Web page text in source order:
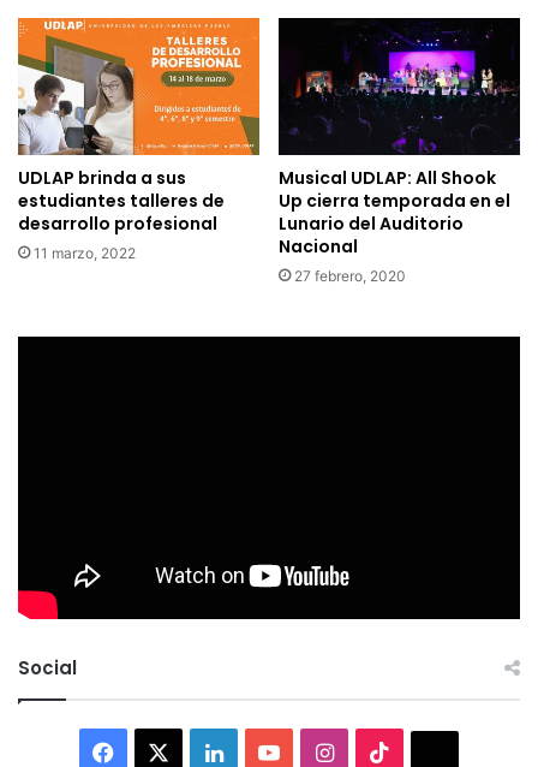
UDLAP brinda a sus
estudiantes talleres de
desarrollo profesional
11 marzo, 2022
Musical UDLAP: All Shook
Up cierra temporada en el
Lunario del Auditorio
Nacional
27 febrero, 2020
Social
Facebook LinkedInYouTubeInstagram